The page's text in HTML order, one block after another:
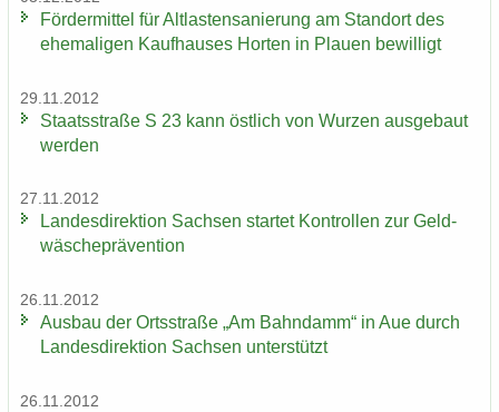
För­der­mit­tel für Alt­las­ten­sa­nie­rung am Stand­ort des
ehe­ma­li­gen Kauf­hau­ses Hor­ten in Plau­en be­wil­ligt
29.11.2012
Staats­stra­ße S 23 kann öst­lich von Wur­zen aus­ge­baut
wer­den
27.11.2012
Lan­des­di­rek­ti­on Sach­sen star­tet Kon­trol­len zur Geld­
wä­sche­prä­ven­ti­on
26.11.2012
Aus­bau der Orts­stra­ße „Am Bahn­damm“ in Aue durch
Lan­des­di­rek­ti­on Sach­sen un­ter­stützt
26.11.2012